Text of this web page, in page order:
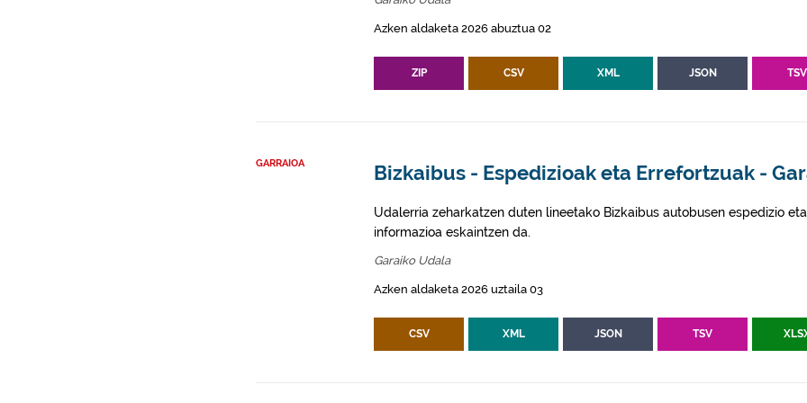
Azken aldaketa 2026 abuztua 02
ZIP CSV XML JSON TSV
GARRAIOA Bizkaibus - Espedizioak eta Errefortzuak -
Udalerria zeharkatzen duten lineetako Bizkaibus autobusen espedizio
informazioa eskaintzen da.
Garaiko Udala
Azken aldaketa 2026 uztaila 03
CSV XML JSON TSV